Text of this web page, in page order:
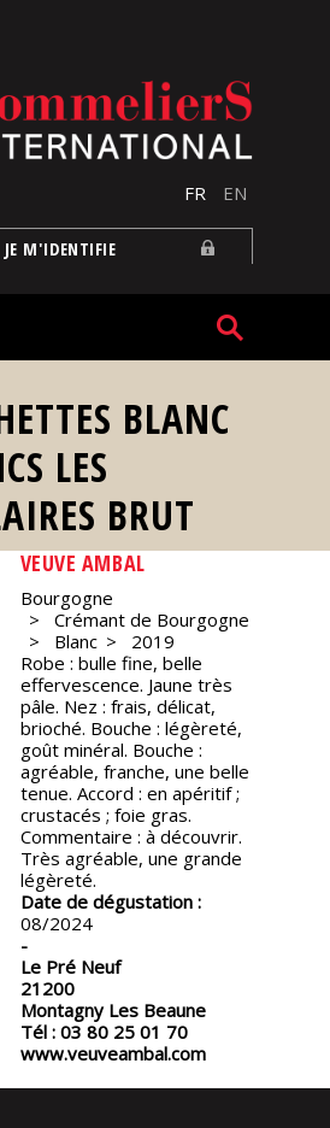
FR EN
JE M'IDENTIFIE
BLANC
LES
BRUT
VEUVE AMBAL
Bourgogne
Crémant de Bourgogne
Blanc
2019
Robe : bulle fine, belle
effervescence. Jaune très
pâle. Nez : frais, délicat,
brioché. Bouche : légèreté,
goût minéral. Bouche :
agréable, franche, une belle
tenue. Accord : en apéritif ;
crustacés ; foie gras.
Commentaire : à découvrir.
Très agréable, une grande
légèreté.
Date de dégustation :
08/2024
Le Pré Neuf
21200
Montagny Les Beaune
Tél : 03 80 25 01 70
www.veuveambal.com